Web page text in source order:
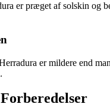
er præget af solskin og
er mildere end